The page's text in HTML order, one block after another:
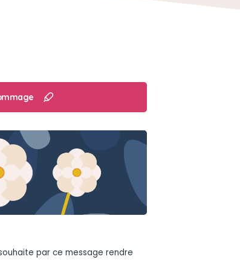
par ce message rendre